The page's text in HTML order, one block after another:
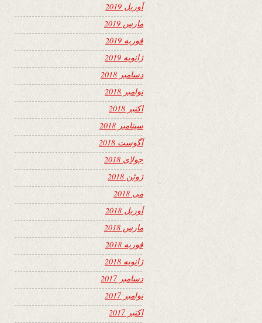
آوریل 2019
مارس 2019
فوریه 2019
ژانویه 2019
دسامبر 2018
نوامبر 2018
اکتبر 2018
سپتامبر 2018
آگوست 2018
جولای 2018
ژوئن 2018
می 2018
آوریل 2018
مارس 2018
فوریه 2018
ژانویه 2018
دسامبر 2017
نوامبر 2017
اکتبر 2017